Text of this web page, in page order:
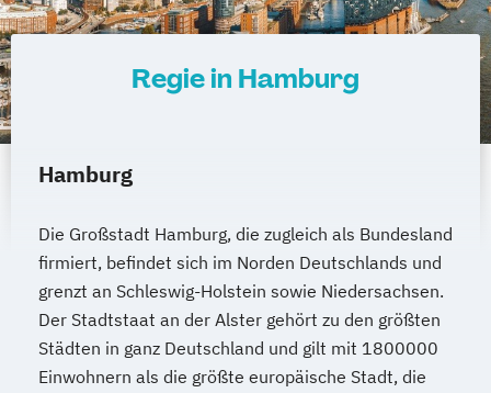
Regie in Hamburg
Hamburg
Die Großstadt Hamburg, die zugleich als Bundesland
firmiert, befindet sich im Norden Deutschlands und
grenzt an Schleswig-Holstein sowie Niedersachsen.
Der Stadtstaat an der Alster gehört zu den größten
Städten in ganz Deutschland und gilt mit 1800000
Einwohnern als die größte europäische Stadt, die